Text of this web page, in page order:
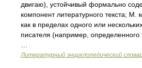
двигаю), устойчивый формально
компонент литературного текста; М.
как в пределах одного или
писателя (например, определенного
Литературный энциклопедический